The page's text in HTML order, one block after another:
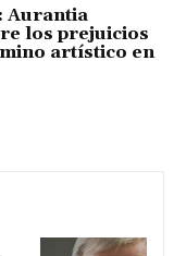
Aurantia
los prejuicios
artístico en